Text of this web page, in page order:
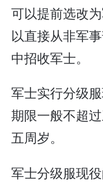
可以提前选改
以直接从非军
中招收军士。
军士实行分级
期限一般不超
五周岁。
军士分级服现